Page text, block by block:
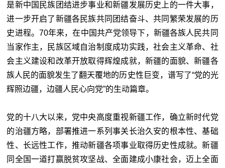
是新中国民族团结进步事业和新疆发展历史上的一件大事，
进一步开启了新疆各民族共同团结奋斗、共同繁荣发展的历
史进程。70年来，在中国共产党领导下，新疆各族人民共同
当家作主，民族区域自治制度成功实践，社会主义革命、社
会主义建设和改革开放取得辉煌成就，新疆的面貌、新疆各
族人民的面貌发生了翻天覆地的历史性巨变，谱写了“党的光
辉照边疆，边疆人民心向党”的生动篇章。
党的十八大以来，党中央高度重视新疆工作，确立新时代党
的治疆方略，部署推进一系列事关长治久安的根本性、基础
性、长远性工作，推动新疆各项事业取得历史性成就。新疆
同全国一道打赢脱贫攻坚战、全面建成小康社会，迈上全面